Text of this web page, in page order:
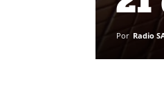
Por Radio